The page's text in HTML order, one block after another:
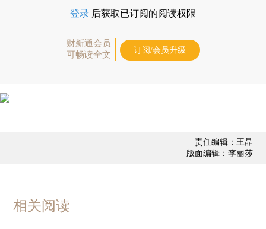
登录 后获取已订阅的阅读权限
财新通会员
可畅读全文
订阅/会员升级
责任编辑：王晶
版面编辑：李丽莎
相关阅读